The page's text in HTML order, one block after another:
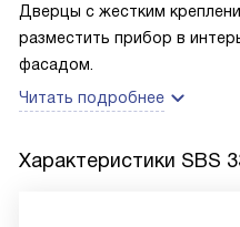
Дверцы с жестким
разместить прибор в
фасадом.
Читать подробнее
Характеристики SBS